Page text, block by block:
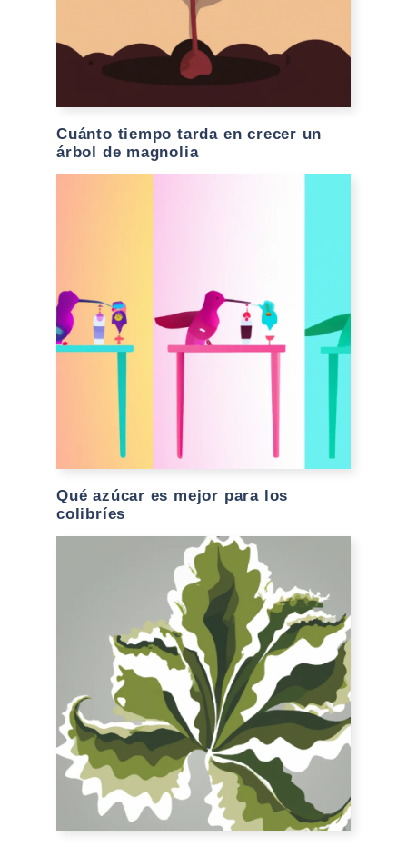
Cuánto tiempo tarda en crecer un
árbol de magnolia
Qué azúcar es mejor para los
colibríes